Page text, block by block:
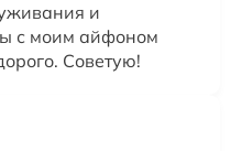
и
с моим айфоном
Советую!